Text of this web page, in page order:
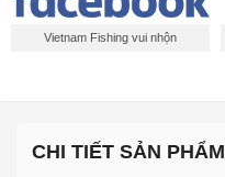
Vietnam Fishing vui nhộn
CHI TIẾT SẢN PHẨM